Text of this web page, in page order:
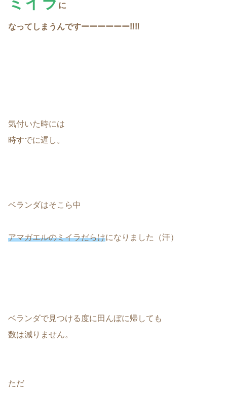
に
なってしまうんですーーーーーー‼‼
気付いた時には
時すでに遅し。
ベランダはそこら中
アマガエルのミイラだらけになりました（汗）
ベランダで見つける度に田んぼに帰しても
数は減りません。
ただ